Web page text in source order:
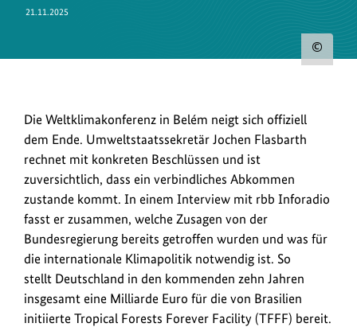
Sicherheit
21.11.2025
Die
Weltklimakonferenz
in
Belém
neigt
sich
offiziell
dem
Ende.
Umweltstaatssekretär
Jochen
Die Weltklimakonferenz in Belém neigt sich offiziell
dem Ende. Umweltstaatssekretär Jochen Flasbarth
rechnet mit konkreten Beschlüssen und ist
zuversichtlich, dass ein verbindliches Abkommen
zustande kommt. In einem Interview mit rbb Inforadio
fasst er zusammen, welche Zusagen von der
Bundesregierung bereits getroffen wurden und was für
die internationale Klimapolitik notwendig ist. So
stellt Deutschland in den kommenden zehn Jahren
insgesamt eine Milliarde Euro für die von Brasilien
initiierte Tropical Forests Forever Facility (TFFF) bereit.